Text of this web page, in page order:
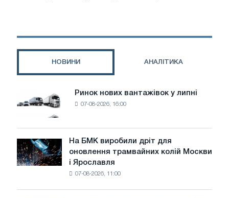
НОВИНИ АНАЛІТИКА
Ринок
нових
вантажівок
у
липні
Ринок нових вантажівок у липні
07-08-2026, 16:00
На
БМК
виробили
На БМК виробили дріт для
оновлення трамвайних колій Москви
і Ярославля
07-08-2026, 11:00